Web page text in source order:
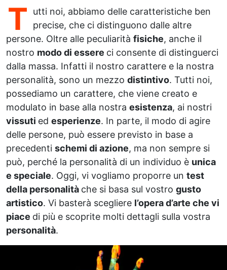
T
utti noi, abbiamo delle caratteristiche ben
precise, che ci distinguono dalle altre
persone. Oltre alle peculiarità fisiche, anche il
nostro modo di essere ci consente di distinguerci
dalla massa. Infatti il nostro carattere e la nostra
personalità, sono un mezzo distintivo. Tutti noi,
possediamo un carattere, che viene creato e
modulato in base alla nostra esistenza, ai nostri
vissuti ed esperienze. In parte, il modo di agire
delle persone, può essere previsto in base a
precedenti schemi di azione, ma non sempre si
può, perché la personalità di un individuo è unica
e speciale. Oggi, vi vogliamo proporre un test
della personalità che si basa sul vostro gusto
artistico. Vi basterà scegliere l’opera d’arte che vi
piace di più e scoprite molti dettagli sulla vostra
personalità.